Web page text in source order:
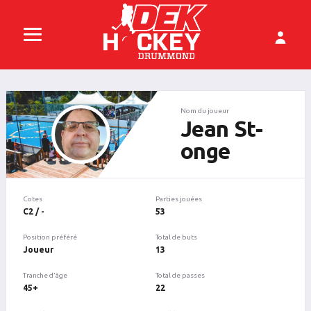
Nom du joueur
Jean St-
onge
Cotes
C2 / -
Position préféré
Joueur
Tranche d'âge
45+
Parties jouées
53
Total de buts
13
Total de passes
22